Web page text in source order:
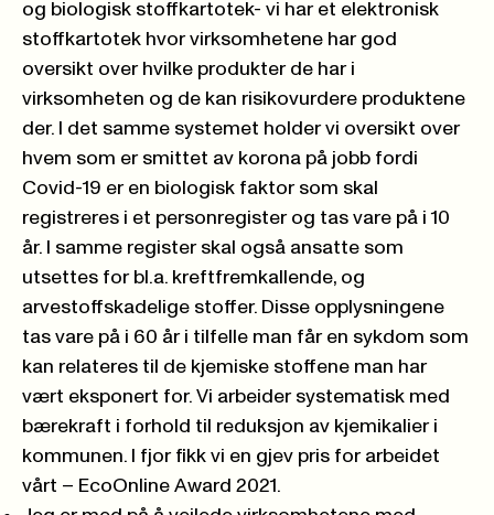
og biologisk stoffkartotek- vi har et elektronisk
stoffkartotek hvor virksomhetene har god
oversikt over hvilke produkter de har i
virksomheten og de kan risikovurdere produktene
der. I det samme systemet holder vi oversikt over
hvem som er smittet av korona på jobb fordi
Covid-19 er en biologisk faktor som skal
registreres i et personregister og tas vare på i 10
år. I samme register skal også ansatte som
utsettes for bl.a. kreftfremkallende, og
arvestoffskadelige stoffer. Disse opplysningene
tas vare på i 60 år i tilfelle man får en sykdom som
kan relateres til de kjemiske stoffene man har
vært eksponert for. Vi arbeider systematisk med
bærekraft i forhold til reduksjon av kjemikalier i
kommunen. I fjor fikk vi en gjev pris for arbeidet
vårt – EcoOnline Award 2021.